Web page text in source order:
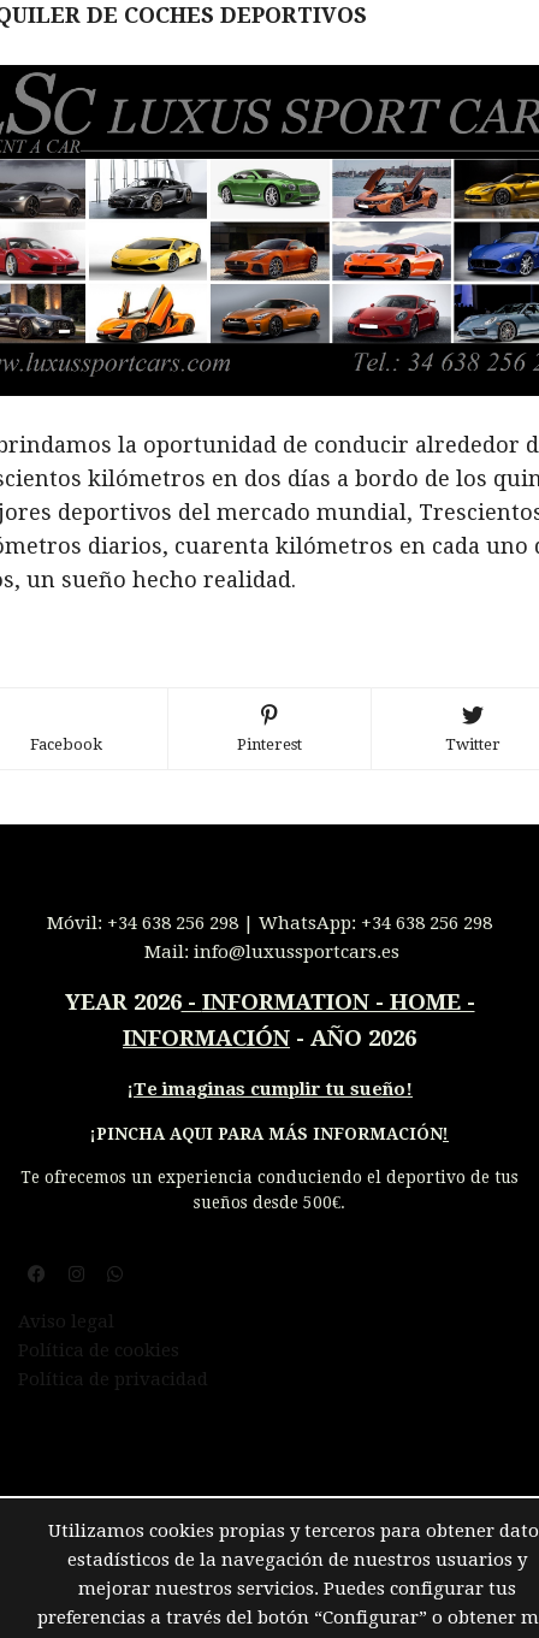
DE COCHES DEPORTIVOS
la oportunidad de conducir alrededor
kilómetros en dos días a bordo de los
deportivos del mercado mundial,
diarios, cuarenta kilómetros en cada uno
un sueño hecho realidad.
Facebook Pinterest Twitter
Móvil: +34 638 256 298 | WhatsApp: +34 638 256 298
Mail: info@luxussportcars.es
YEAR 2026- INFORMATION - HOME -
INFORMACIÓN - AÑO 2026
¡Te imaginas cumplir tu sueño!
¡PINCHA AQUI PARA MÁS INFORMACIÓN!
Te ofrecemos un experiencia conduciendo el deportivo de tus
sueños desde 500€.
Aviso legal
Política de cookies
Política de privacidad
Utilizamos cookies propias y terceros para obtener
estadísticos de la navegación de nuestros usuarios y
mejorar nuestros servicios. Puedes configurar tus
preferencias a través del botón “Configurar” o obtener